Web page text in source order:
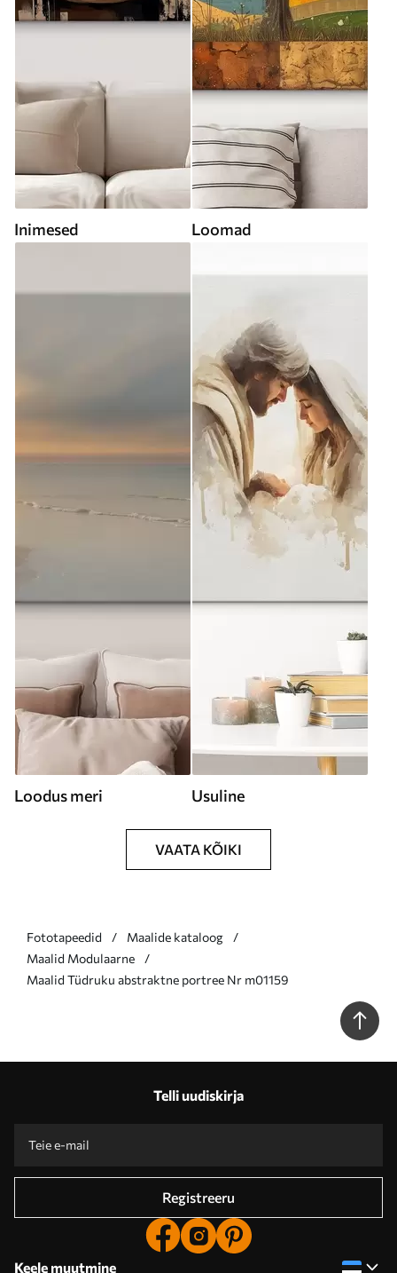
Inimesed Loomad
Loodus meri Usuline
VAATA KÕIKI
Fototapeedid
Maalide kataloog
Maalid Modulaarne
Maalid Tüdruku abstraktne portree Nr m01159
Telli uudiskirja
Registreeru
Keele muutmine